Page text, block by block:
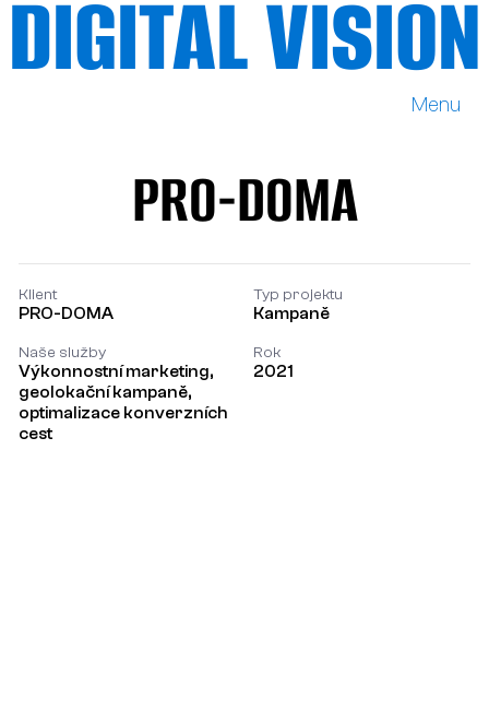
DIGITAL VISION
Menu
PRO-DOMA
Klient
PRO-DOMA
Typ projektu
Kampaně
Naše služby
Výkonnostní marketing,
geolokační kampaně,
optimalizace konverzních
cest
Rok
2021